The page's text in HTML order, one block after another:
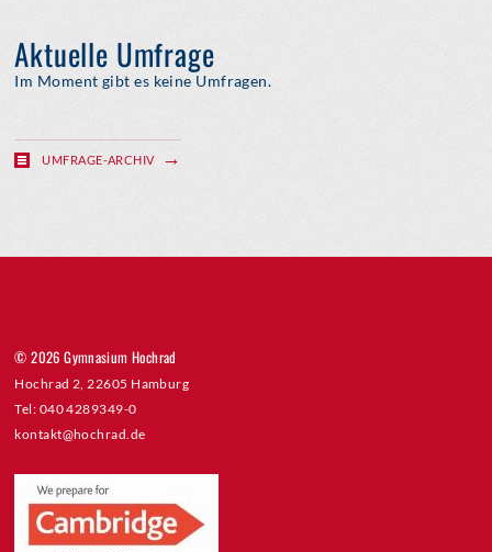
Aktuelle Umfrage
Im Moment gibt es keine Umfragen.
UMFRAGE-ARCHIV
© 2026 Gymnasium Hochrad
Hochrad 2, 22605 Hamburg
Tel: 040 4289349-0
kontakt@hochrad.de